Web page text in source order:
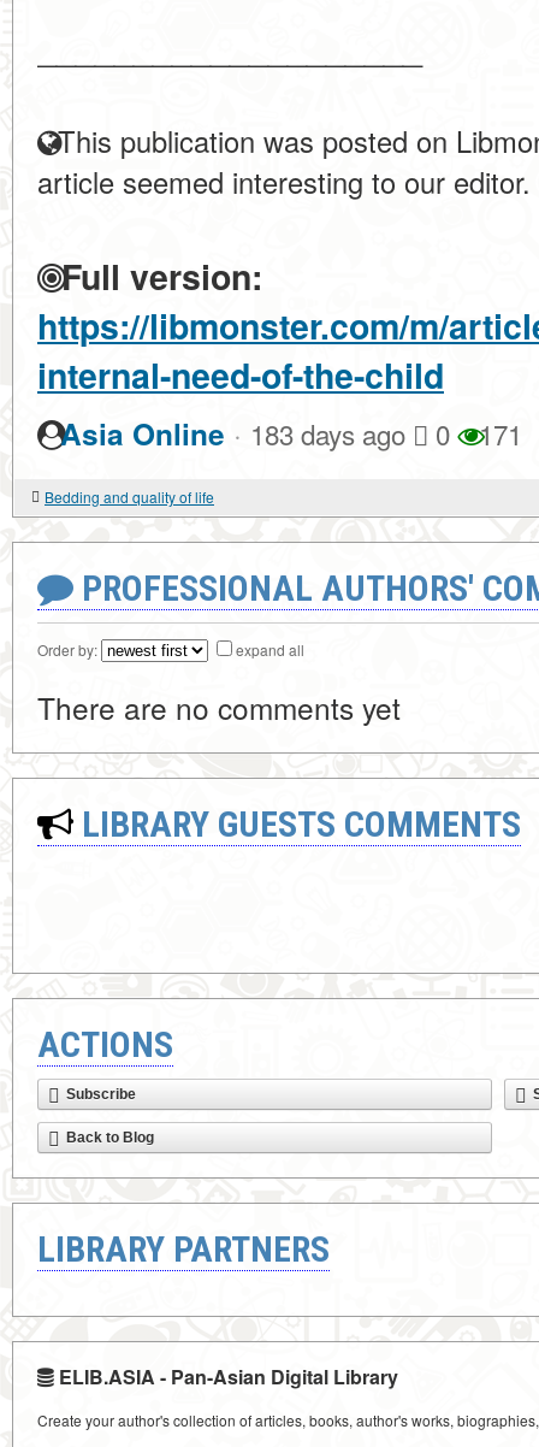
This publication was posted on
article seemed interesting to our editor.
Full version:
https://libmonster.com/m/
internal-need-of-the-child
Asia Online · 183 days ago 0 171
Bedding and quality of life
PROFESSIONAL AUTHORS'
Order by: expand all
There are no comments yet
LIBRARY GUESTS COMMENTS
ACTIONS
Subscribe
Back to Blog
LIBRARY PARTNERS
ELIB.ASIA - Pan-Asian Digital Library
Create your author's collection of articles, books, author's works,